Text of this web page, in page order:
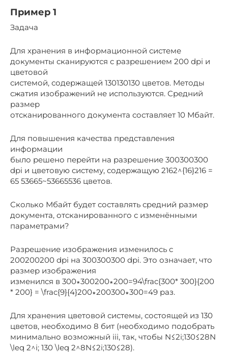
Пример 1
Задача
Для хранения в информационной системе
документы сканируются с разрешением 200 dpi и
цветовой
системой, содержащей 130130130 цветов. Методы
сжатия изображений не используются. Средний
размер
отсканированного документа составляет 10 Мбайт.
Для повышения качества представления
информации
было решено перейти на разрешение 300300300
dpi и цветовую систему, содержащую 2162^{16}216 =
65 53665~53665536 цветов.
Сколько Мбайт будет составлять средний размер
документа, отсканированного с изменёнными
параметрами?
Разрешение изображения изменилось с
200200200 dpi на 300300300 dpi. Это означает, что
размер изображения
изменился в 300∗300200∗200=94\frac{300* 300}{200
* 200} = \frac{9}{4}200∗200300∗300​=49​ раз.
Для хранения цветовой системы, состоящей из 130
цветов, необходимо 8 бит (необходимо подобрать
минимально возможный iii, так, чтобы N≤2i;130≤28N
\leq 2^i; 130 \leq 2^8N≤2i;130≤28).